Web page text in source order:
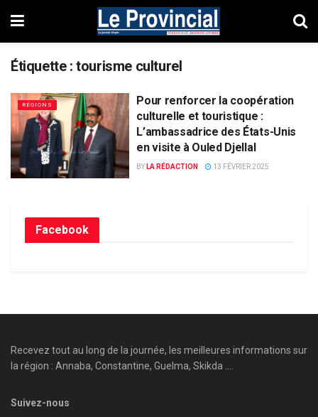
Étiquette :tourisme culturel
RÉGIONS
Pour renforcer la coopération
culturelle et touristique :
L’ambassadrice des États-Unis
en visite à Ouled Djellal
BY LA RÉDACTION 13 FÉVRIER 2025
Facebook
Recevez tout au long de la journée, les meilleures informations sur
la région : Annaba, Constantine, Guelma, Skikda ....
Suivez-nous